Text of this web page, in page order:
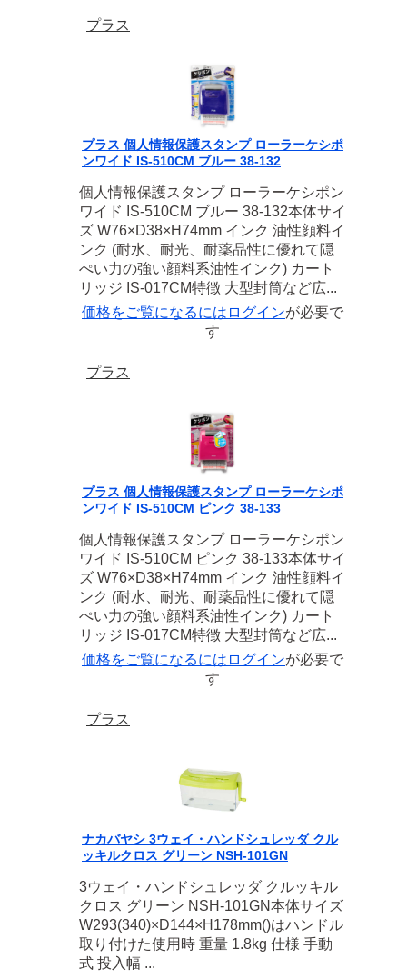
プラス
プラス 個人情報保護スタンプ ローラーケシポ
ンワイド IS-510CM ブルー 38-132
個人情報保護スタンプ ローラーケシポン
ワイド IS-510CM ブルー 38-132本体サイ
ズ W76×D38×H74mm インク 油性顔料イ
ンク (耐水、耐光、耐薬品性に優れて隠
ぺい力の強い顔料系油性インク) カート
リッジ IS-017CM特徴 大型封筒など広...
価格をご覧になるには ログインが必要で
す
プラス
プラス 個人情報保護スタンプ ローラーケシポ
ンワイド IS-510CM ピンク 38-133
個人情報保護スタンプ ローラーケシポン
ワイド IS-510CM ピンク 38-133本体サイ
ズ W76×D38×H74mm インク 油性顔料イ
ンク (耐水、耐光、耐薬品性に優れて隠
ぺい力の強い顔料系油性インク) カート
リッジ IS-017CM特徴 大型封筒など広...
価格をご覧になるには ログインが必要で
す
プラス
ナカバヤシ 3ウェイ・ハンドシュレッダ クル
ッキルクロス グリーン NSH-101GN
3ウェイ・ハンドシュレッダ クルッキル
クロス グリーン NSH-101GN本体サイズ
W293(340)×D144×H178mm()はハンドル
取り付けた使用時 重量 1.8kg 仕様 手動
式 投入幅 ...